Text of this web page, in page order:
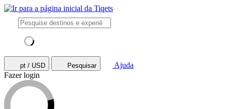
pt / USD Pesquisar
Ajuda
Fazer login